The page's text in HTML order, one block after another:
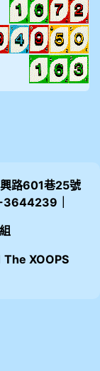
路601巷25號
｜
XOOPS